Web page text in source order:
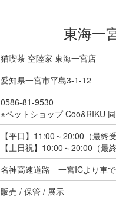
東海一
猫喫茶 空陸家 東海一宮店
愛知県一宮市平島3-1-12
0586-81-9530
※ペットショップ Coo&RIKU
【平日】11:00～20:00（最終
【土日祝】10:00～20:00（最
名神高速道路 一宮ICより車
販売 / 保管 / 展示